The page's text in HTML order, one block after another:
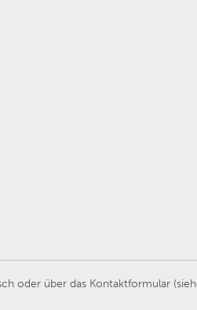
oder über das Kontaktformular